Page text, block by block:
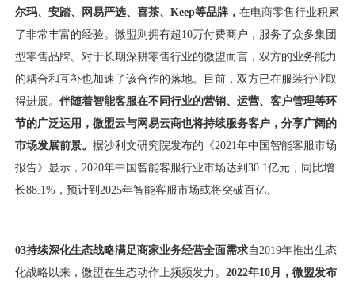
尔玛、安踏、网易严选、喜茶、Keep等品牌，在电商零售行业积累
了非常丰富的经验。微盟则拥有超10万付费商户，服务了众多集团
型零售品牌。对于长期深耕零售行业的微盟而言，双方的业务能力
的耦合和互补也加速了该合作的落地。目前，双方已在服装行业取
得进展。伴随着智能客服在不同行业的营销、运营、客户管理等环
节的广泛运用，微盟云与网易云商也将持续服务客户，分享广阔的
市场发展前景。据沙利文研究院发布的《2021年中国智能客服市场
报告》显示，2020年中国智能客服行业市场达到30.1亿元，同比增
长88.1%，预计到2025年智能客服市场或将突破百亿。
03持续深化生态战略满足商家业务经营全面需求自2019年推出生态
化战略以来，微盟在生态动作上频频发力。2022年10月，微盟发布